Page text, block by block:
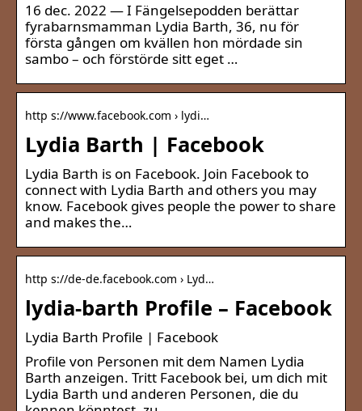
16 dec. 2022 — I Fängelsepodden berättar
fyrabarnsmamman Lydia Barth, 36, nu för
första gången om kvällen hon mördade sin
sambo – och förstörde sitt eget …
http s://www.facebook.com › lydi…
Lydia Barth | Facebook
Lydia Barth is on Facebook. Join Facebook to
connect with Lydia Barth and others you may
know. Facebook gives people the power to share
and makes the…
http s://de-de.facebook.com › Lyd…
lydia-barth Profile – Facebook
Lydia Barth Profile | Facebook
Profile von Personen mit dem Namen Lydia
Barth anzeigen. Tritt Facebook bei, um dich mit
Lydia Barth und anderen Personen, die du